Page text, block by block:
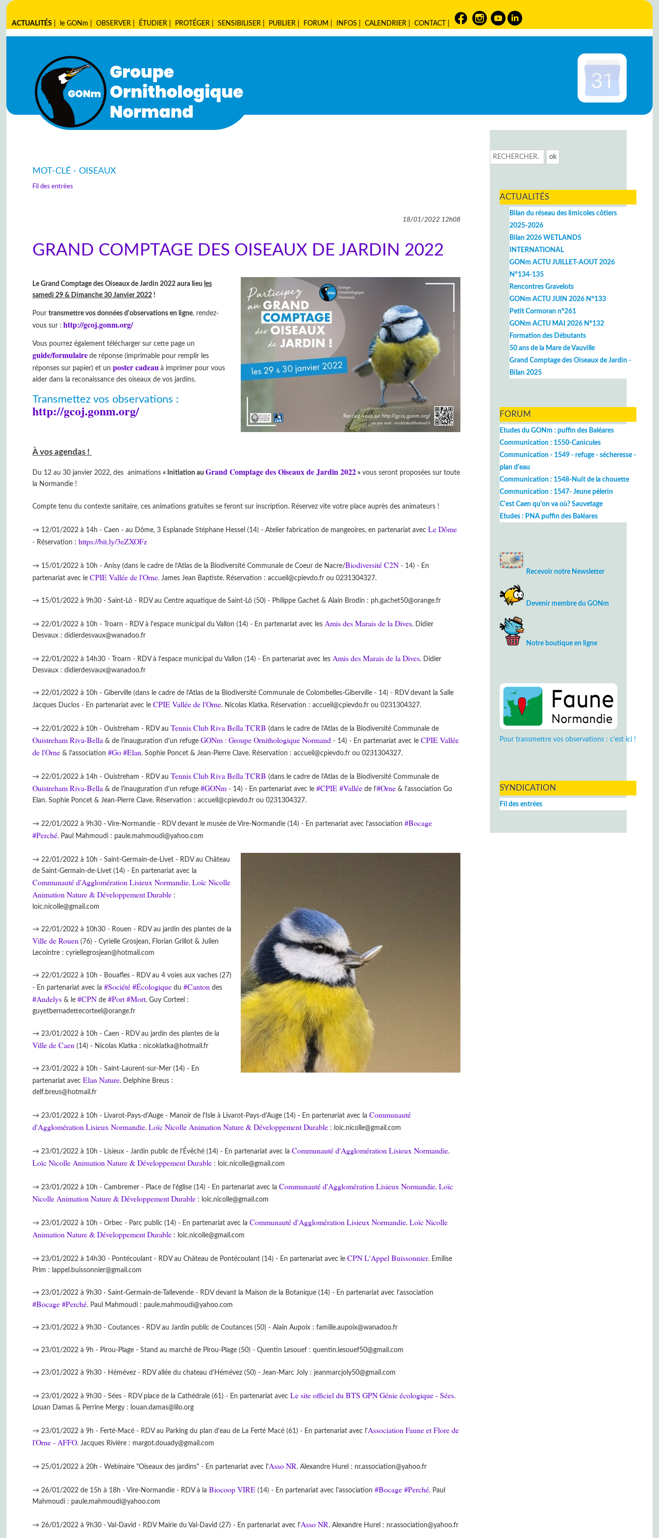
ACTUALITÉS le GONm |OBSERVER ÉTUDIER PROTÉGER |SENSIBILISER PUBLIER FORUM INFOS |CALENDRIER |CONTACT
MOT-CLÉ - OISEAUX
Fil des entrées
18/01/202212h08
GRAND COMPTAGE DES OISEAUX DE JARDIN 2022
Le Grand Comptage des Oiseaux de Jardin 2022 aura lieu les
samedi 29 & Dimanche 30 Janvier 2022 !
Pourtransmettre vos données d'observations en ligne, rendez-
vous sur : http://gcoj.gonm.org/
Vous pourrez également télécharger sur cette page un
guide/formulaire de réponse (imprimable pour remplir les
réponses sur papier) et unposter cadeau à imprimer pour vous
aider dans la reconaissance des oiseaux de vos jardins.
Transmettez vos observations :
http://gcoj.gonm.org/
À vos agendas !
Du 12 au 30 janvier 2022, des animations« Initiation auGrand Comptage des Oiseaux de Jardin 2022 » vous seront proposées sur toute
la Normandie !
Compte tenu du contexte sanitaire, ces animations gratuites se feront sur inscription. Réservez vite votre place auprès des animateurs !
→ 12/01/2022 à 14h - Caen - au Dôme, 3 Esplanade Stéphane Hessel (14) - Atelier fabrication de mangeoires, en partenariat avec Le Dôme
- Réservation :https://bit.ly/3eZXOFz
→ 15/01/2022 à 10h - Anisy (dans le cadre de l'Atlas de la Biodiversité Communale de Coeur de Nacre/Biodiversité C2N - 14) - En
partenariat avec leCPIE Vallée de l'Orne. James Jean Baptiste. Réservation : accueil@cpievdo.fr ou 0231304327.
→ 15/01/2022 à 9h30 - Saint-Lô - RDV au Centre aquatique de Saint-Lô (50) - Philippe Gachet & Alain Brodin : ph.gachet50@orange.fr
→ 22/01/2022 à 10h - Troarn - RDV à l'espace municipal du Vallon (14) - En partenariat avec les Amis des Marais de la Dives. Didier
Desvaux : didierdesvaux@wanadoo.fr
→ 22/01/2022 à 14h30 - Troarn - RDV à l'espace municipal du Vallon (14) - En partenariat avec les Amis des Marais de la Dives. Didier
Desvaux : didierdesvaux@wanadoo.fr
→ 22/01/2022 à 10h - Giberville (dans le cadre de l'Atlas de la Biodiversité Communale de Colombelles-Giberville - 14) - RDV devant la Salle
Jacques Duclos - En partenariat avec leCPIE Vallée de l'Orne. Nicolas Klatka. Réservation : accueil@cpievdo.fr ou 0231304327.
→ 22/01/2022 à 10h - Ouistreham - RDV auTennis Club Riva Bella TCRB (dans le cadre de l'Atlas de la Biodiversité Communale de
Ouistreham Riva-Bella & de l'inauguration d'un refugeGONm : Groupe Ornithologique Normand - 14) - En partenariat avec leCPIE Vallée
de l'Orne & l'association#Go#Elan. Sophie Poncet & Jean-Pierre Clave. Réservation : accueil@cpievdo.fr ou 0231304327.
→ 22/01/2022 à 14h - Ouistreham - RDV auTennis Club Riva Bella TCRB (dans le cadre de l'Atlas de la Biodiversité Communale de
Ouistreham Riva-Bella & de l'inauguration d'un refuge#GONm - 14) - En partenariat avec le#CPIE#Vallée de l'#Orne & l'association Go
Elan. Sophie Poncet & Jean-Pierre Clave. Réservation : accueil@cpievdo.fr ou 0231304327.
→ 22/01/2022 à 9h30 - Vire-Normandie - RDV devant le musée de Vire-Normandie (14) - En partenariat avec l'association#Bocage
#Perché. Paul Mahmoudi : paule.mahmoudi@yahoo.com
→ 22/01/2022 à 10h - Saint-Germain-de-Livet - RDV au Château
de Saint-Germain-de-Livet (14) - En partenariat avec la
Communauté d'Agglomération Lisieux Normandie. Loïc Nicolle
Animation Nature & Développement Durable :
loic.nicolle@gmail.com
→ 22/01/2022 à 10h30 - Rouen - RDV au jardin des plantes de la
Ville de Rouen (76) - Cyrielle Grosjean, Florian Grillot & Julien
Lecointre : cyriellegrosjean@hotmail.com
→ 22/01/2022 à 10h - Bouafles - RDV au 4 voies aux vaches (27)
- En partenariat avec la#Société#Écologique du#Canton des
#Andelys & le#CPN de#Port#Mort. Guy Corteel :
guyetbernadettecorteel@orange.fr
→ 23/01/2022 à 10h - Caen - RDV au jardin des plantes de la
Ville de Caen (14) - Nicolas Klatka : nicoklatka@hotmail.fr
→ 23/01/2022 à 10h - Saint-Laurent-sur-Mer (14) - En
partenariat avec Elan Nature. Delphine Breus :
delf.breus@hotmail.fr
→ 23/01/2022 à 10h - Livarot-Pays-d'Auge - Manoir de l'Isle à Livarot-Pays-d'Auge (14) - En partenariat avec laCommunauté
d'Agglomération Lisieux Normandie. Loïc Nicolle Animation Nature & Développement Durable : loic.nicolle@gmail.com
→ 23/01/2022 à 10h - Lisieux - Jardin public de l’Évêché (14) - En partenariat avec laCommunauté d'Agglomération Lisieux Normandie.
Loïc Nicolle Animation Nature & Développement Durable : loic.nicolle@gmail.com
→ 23/01/2022 à 10h - Cambremer - Place de l'église (14) - En partenariat avec laCommunauté d'Agglomération Lisieux Normandie. Loïc
Nicolle Animation Nature & Développement Durable : loic.nicolle@gmail.com
→ 23/01/2022 à 10h - Orbec - Parc public (14) - En partenariat avec laCommunauté d'Agglomération Lisieux Normandie. Loïc Nicolle
Animation Nature & Développement Durable : loic.nicolle@gmail.com
→ 23/01/2022 à 14h30 - Pontécoulant - RDV au Château de Pontécoulant (14) - En partenariat avec leCPN L'Appel Buissonnier. Emilise
Prim : lappel.buissonnier@gmail.com
→ 23/01/2022 à 9h30 - Saint-Germain-de-Tallevende - RDV devant la Maison de la Botanique (14) - En partenariat avec l'association
#Bocage#Perché. Paul Mahmoudi : paule.mahmoudi@yahoo.com
→ 23/01/2022 à 9h30 - Coutances - RDV au Jardin public de Coutances (50) - Alain Aupoix : famille.aupoix@wanadoo.fr
→ 23/01/2022 à 9h - Pirou-Plage - Stand au marché de Pirou-Plage (50) - Quentin Lesouef : quentin.lesouef50@gmail.com
→ 23/01/2022 à 9h30 - Hémévez - RDV allée du chateau d'Hémévez (50) - Jean-Marc Joly : jeanmarcjoly50@gmail.com
→ 23/01/2022 à 9h30 - Sées - RDV place de la Cathédrale (61) - En partenariat avec Le site officiel du BTS GPN Génie écologique - Sées.
Louan Damas & Perrine Mergy : louan.damas@lilo.org
→ 23/01/2022 à 9h - Ferté-Macé - RDV au Parking du plan d'eau de La Ferté Macé (61) - En partenariat avec l'Association Faune et Flore de
l'Orne - AFFO. Jacques Rivière : margot.douady@gmail.com
→ 25/01/2022 à 20h - Webinaire "Oiseaux des jardins" - En partenariat avec l'Asso NR . Alexandre Hurel : nr.association@yahoo.fr
→ 26/01/2022 de 15h à 18h - Vire-Normandie - RDV à la Biocoop VIRE (14) - En partenariat avec l'association#Bocage#Perché. Paul
Mahmoudi : paule.mahmoudi@yahoo.com
→ 26/01/2022 à 9h30 - Val-David - RDV Mairie du Val-David (27) - En partenariat avec l'Asso NR . Alexandre Hurel : nr.association@yahoo.fr
ACTUALITÉS
Bilan du réseau des limicoles côtiers
2025-2026
Bilan 2026 WETLANDS
INTERNATIONAL
GONm ACTU JUILLET-AOUT 2026
N°134-135
Rencontres Gravelots
GONm ACTU JUIN 2026 N°133
Petit Cormoran n°261
GONm ACTU MAI 2026 N°132
Formation des Débutants
50 ans de la Mare de Vauville
Grand Comptage des Oiseaux de Jardin -
Bilan 2025
FORUM
Etudes du GONm : puffin des Baléares
Communication : 1550-Canicules
Communication - 1549 - refuge - sécheresse -
plan d'eau
Communication : 1548-Nuit de la chouette
Communication : 1547- Jeune pèlerin
C'est Caen qu'on va où? Sauvetage
Etudes : PNA puffin des Baléares
Recevoir notre Newsletter
Devenir membre du GONm
Notre boutique en ligne
Pour transmettre vos observations : c'est ici !
SYNDICATION
Fil des entrées